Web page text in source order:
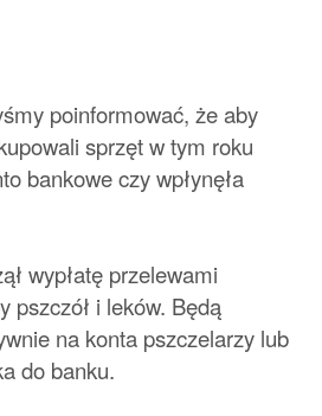
poinformować, że aby
sprzęt w tym roku
bankowe czy wpłynęła
wypłatę przelewami
pszczół i leków. Będą
na konta pszczelarzy lub
do banku.